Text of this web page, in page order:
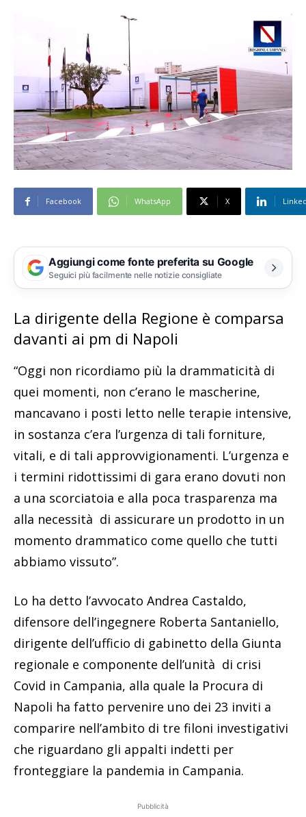
Facebook WhatsApp X
Aggiungi come fonte preferita su Google
Seguici più facilmente nelle notizie consigliate
La dirigente della Regione è comparsa
davanti ai pm di Napoli
“Oggi non ricordiamo più la drammaticità di
quei momenti, non c’erano le mascherine,
mancavano i posti letto nelle terapie intensive,
in sostanza c’era l’urgenza di tali forniture,
vitali, e di tali approvvigionamenti. L’urgenza e
i termini ridottissimi di gara erano dovuti non
a una scorciatoia e alla poca trasparenza ma
alla necessità di assicurare un prodotto in un
momento drammatico come quello che tutti
abbiamo vissuto”.
Lo ha detto l’avvocato Andrea Castaldo,
difensore dell’ingegnere Roberta Santaniello,
dirigente dell’ufficio di gabinetto della Giunta
regionale e componente dell’unità di crisi
Covid in Campania, alla quale la Procura di
Napoli ha fatto pervenire uno dei 23 inviti a
comparire nell’ambito di tre filoni investigativi
che riguardano gli appalti indetti per
fronteggiare la pandemia in Campania.
Pubblicità